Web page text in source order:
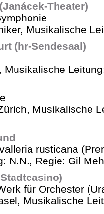
Theater)
Musikalische
(hr-Sendesaal)
Musikalische
Musikalische
rusticana
N.N., Regie: Gil
für Orchester
Musikalische